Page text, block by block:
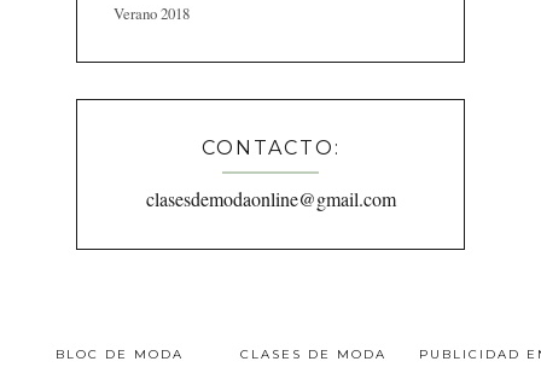
Verano 2018
CONTACTO:
clasesdemodaonline@gmail.com
BLOC DE MODA CLASES DE MODA PUBLICIDAD